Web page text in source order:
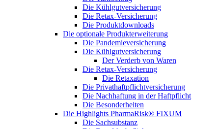
Die Kühlgutversicherung
Die Retax-Versicherung
Die Produktdownloads
Die optionale Produkterweiterung
Die Pandemieversicherung
Die Kühlgutversicherung
Der Verderb von Waren
Die Retax-Versicherung
Die Retaxation
Die Privathaftpflichtversicherung
Die Nachhaftung in der Haftpflicht
Die Besonderheiten
Die Highlights PharmaRisk® FIXUM
Die Sachsubstanz